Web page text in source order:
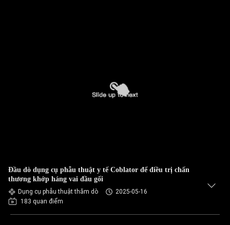
Đầu dò dụng cụ phẫu thuật y tế Coblator để điều trị chấn
thương khớp háng vai đầu gối
Dụng cụ phẫu thuật thăm dò
2025-05-16
183 quan điểm